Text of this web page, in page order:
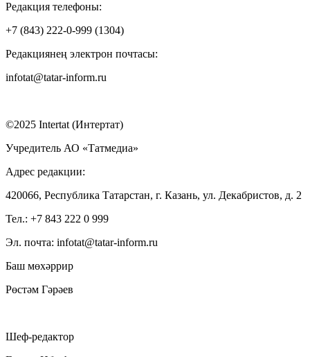
Редакция телефоны:
+7 (843) 222-0-999 (1304)
Редакциянең электрон почтасы:
infotat@tatar-inform.ru
©2025 Intertat (Интертат)
Учредитель АО «Татмедиа»
Адрес редакции:
420066, Республика Татарстан, г. Казань, ул. Декабристов, д. 2
Тел.: +7 843 222 0 999
Эл. почта: infotat@tatar-inform.ru
Баш мөхәррир
Рөстәм Гәрәев
Шеф-редактор